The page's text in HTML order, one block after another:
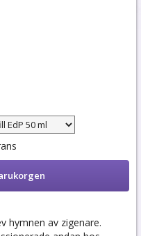
hymnen av zigenare.